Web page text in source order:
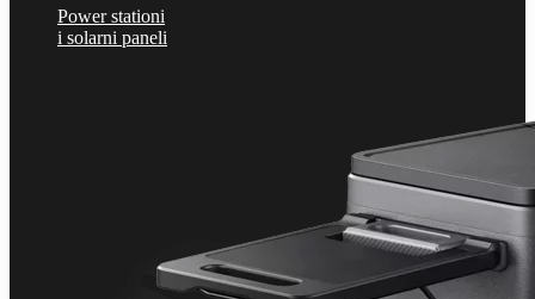
Power stationi
i solarni paneli